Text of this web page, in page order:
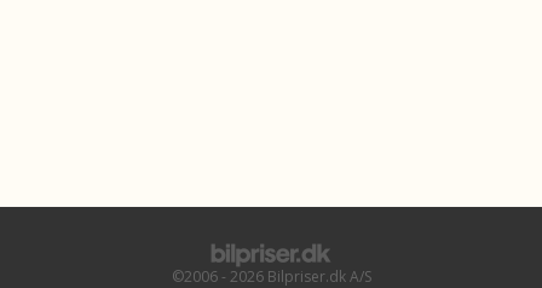
©2006 - 2026 Bilpriser.dk A/S